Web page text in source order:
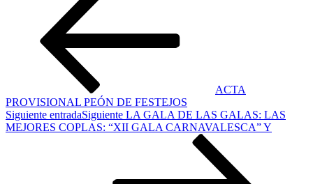
ACTA
PROVISIONAL PEÓN DE FESTEJOS
Siguiente entradaSiguiente LA GALA DE LAS GALAS: LAS
MEJORES COPLAS: “XII GALA CARNAVALESCA” Y